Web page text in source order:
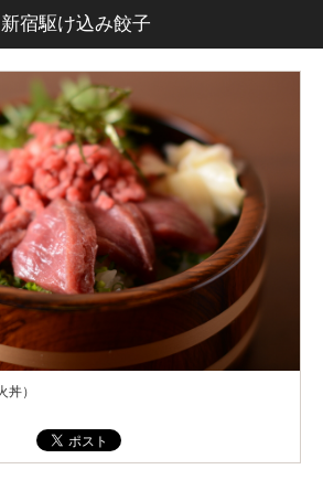
新宿駆け込み餃子
）